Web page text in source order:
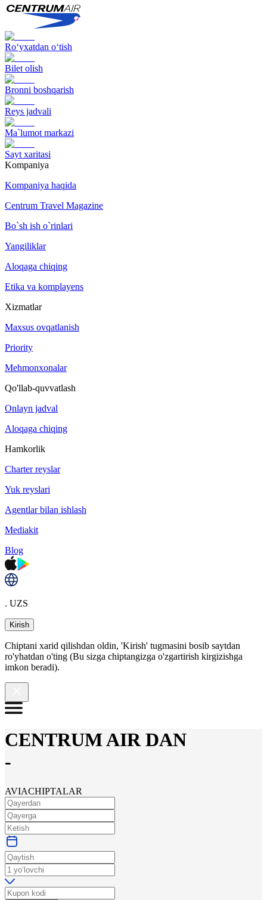
Ro‘yxatdan o‘tish
Bilet olish
Bronni boshqarish
Reys jadvali
Ma`lumot markazi
Sayt xaritasi
Kompaniya
Kompaniya haqida
Centrum Travel Magazine
Bo`sh ish o`rinlari
Yangiliklar
Aloqaga chiqing
Etika va komplayens
Xizmatlar
Maxsus ovqatlanish
Priority
Mehmonxonalar
Qo'llab-quvvatlash
Onlayn jadval
Aloqaga chiqing
Hamkorlik
Charter reyslar
Yuk reyslari
Agentlar bilan ishlash
Mediakit
Blog
. UZS
Kirish
Chiptani xarid qilishdan oldin, 'Kirish' tugmasini bosib saytdan
ro'yhatdan o'ting (Bu sizga chiptangizga o'zgartirish kirgizishga
imkon beradi).
CENTRUM AIR DAN
-
AVIACHIPTALAR